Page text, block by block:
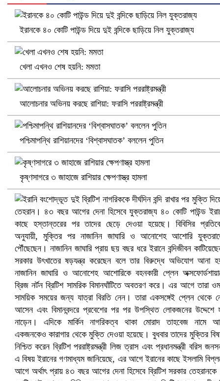
নানা সংকটে রিক্রুটিং এজেন্সি, হুমকির মুখে শ্রম রপ্তানি
খুলনায় বিএনপি অফিসে গুলি-বোমা হামলা, নিহত ১
প্রোটিয়াদের হারিয়ে বিশ্বকাপের শিরোপা ঘরে তুলল ভারত
ইরানকে ৪০ কোটি পাউন্ড দিয়ে দুই বন্দিকে ছাড়িয়ে নিল যুক্তরাজ্য
খেলা এখনও শেষ হয়নি: মমতা
আলোচনার অভিনয় করছে রাশিয়া: ফরাসি পররাষ্ট্রমন্ত্রী
পশ্চিমাপন্থি রাশিয়ানদের ‘বিশ্বাসঘাতক’ বললেন পুতিন
কৃষ্ণসাগরে ৩ জাহাজে রাশিয়ার ক্ষেপণাস্ত্র হামলা